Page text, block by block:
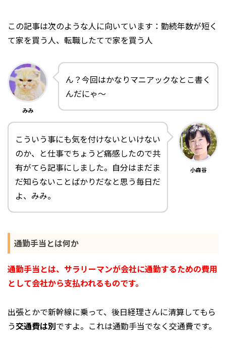
この記事は次のような人に向いています：勤続年数が短く
て家を買う人、転職したてで家を買う人
みみ
ん？今回はかなりマニアックなとこ書く
んだにゃ～
こういう事にも気を付けないといけない
のか、と仕事でちょうど痛感したので共
有がてら記事にしました。自分はまだま
だ知らないことばかりだなと思う毎日だ
よ、みみ。
小森谷
通勤手当とは何か
通勤手当とは、サラリーマンが会社に通勤するための費用
として会社から支払われるものです。
出張とかで新幹線に乗って、後日経理さんに清算してもら
う交通費は別ですよ。これは通勤手当でなく交通費です。